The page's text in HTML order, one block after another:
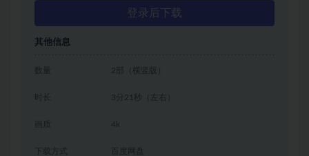
登录后下载
其他信息
数量 2部（横竖版）
时长 3分21秒（左右）
4k
下载方式 百度网盘